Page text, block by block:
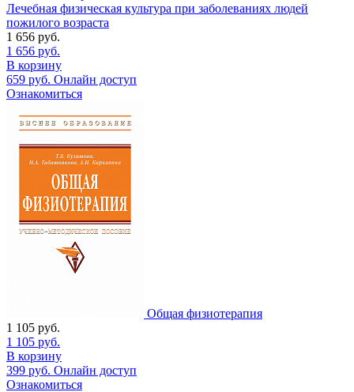
Лечебная физическая культура при заболеваниях людей
пожилого возраста
1 656 руб.
1 656 руб.
В корзину
659 руб. Онлайн доступ
Ознакомиться
Общая физиотерапия
1 105 руб.
1 105 руб.
В корзину
399 руб. Онлайн доступ
Ознакомиться